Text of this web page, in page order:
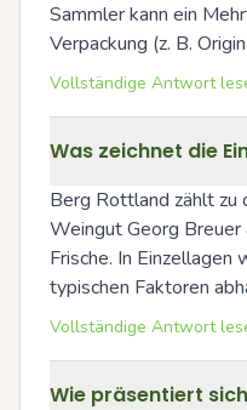
Sammler kann ein
Verpackung (z. B.
Vollständige Antwort
Was zeichnet die
Berg Rottland zählt zu
Weingut Georg Breuer
Frische. In
typischen Faktoren
Vollständige Antwort
Wie präsentiert